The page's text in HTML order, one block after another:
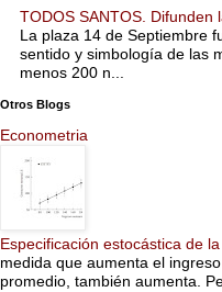
TODOS SANTOS. Difunden
La plaza 14 de Septiembre
sentido y simbología de las
menos 200 n...
Otros Blogs
Econometria
Especificación estocástica de
medida que aumenta el
promedio, también aumenta.